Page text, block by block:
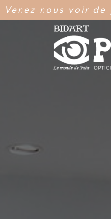
Venez nous voir de